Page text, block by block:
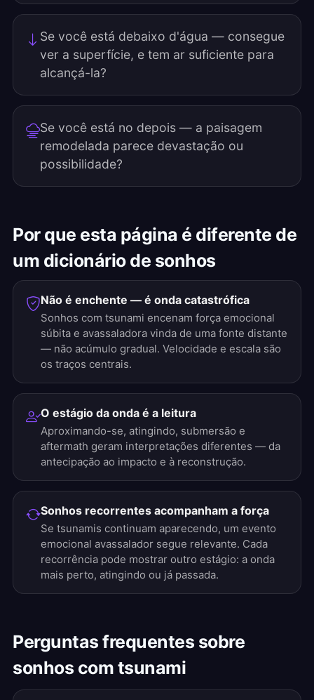
Se você está debaixo d'água — consegue
ver a superfície, e tem ar suficiente para
alcançá-la?
Se você está no depois — a paisagem
remodelada parece devastação ou
possibilidade?
Por que esta página é diferente de
um dicionário de sonhos
Não é enchente — é onda catastrófica
Sonhos com tsunami encenam força emocional
súbita e avassaladora vinda de uma fonte distante
— não acúmulo gradual. Velocidade e escala são
os traços centrais.
O estágio da onda é a leitura
Aproximando-se, atingindo, submersão e
aftermath geram interpretações diferentes — da
antecipação ao impacto e à reconstrução.
Sonhos recorrentes acompanham a força
Se tsunamis continuam aparecendo, um evento
emocional avassalador segue relevante. Cada
recorrência pode mostrar outro estágio: a onda
mais perto, atingindo ou já passada.
Perguntas frequentes sobre
sonhos com tsunami